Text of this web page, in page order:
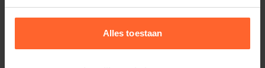
Alles toestaan
(2 beoordelingen)
4 0beoordelingen